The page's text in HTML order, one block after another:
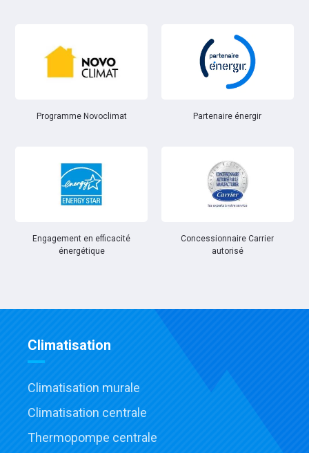
Programme Novoclimat Partenaire énergir
Engagement en efficacité
énergétique
Concessionnaire Carrier
autorisé
Climatisation
Climatisation murale
Climatisation centrale
Thermopompe centrale